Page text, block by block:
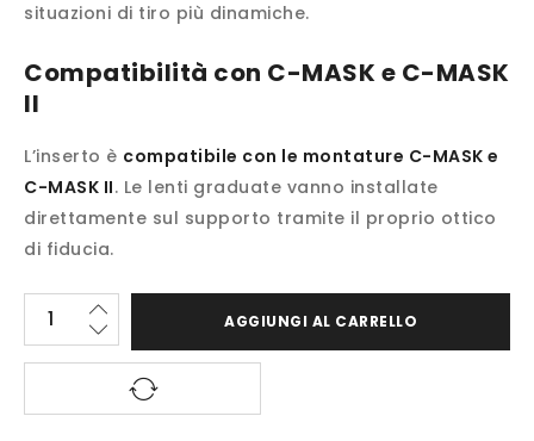
situazioni di tiro più dinamiche.
Compatibilità con C-MASK e C-MASK
II
L’inserto è compatibile con le montature C-MASK e
C-MASK II. Le lenti graduate vanno installate
direttamente sul supporto tramite il proprio ottico
di fiducia.
AGGIUNGI AL CARRELLO